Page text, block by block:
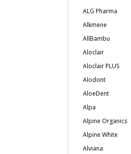
ALG Pharma
Alkmene
AllBambu
Aloclair
Aloclair PLUS
Alodont
AloeDent
Alpa
Alpine Organics
Alpine White
Alviana